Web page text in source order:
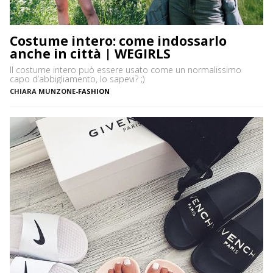
Costume intero: come indossarlo
anche in città | WEGIRLS
Il costume intero può essere usato come un normalissimo
capo d’abbigliamento, lo sapevi? ;)
CHIARA MUNZONE-FASHION